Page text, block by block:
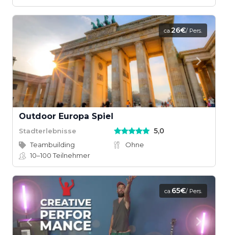
ca.26€/ Pers.
Outdoor Europa Spiel
Stadterlebnisse 5,0
Teambuilding
Ohne
10–100Teilnehmer
ca.65€/ Pers.